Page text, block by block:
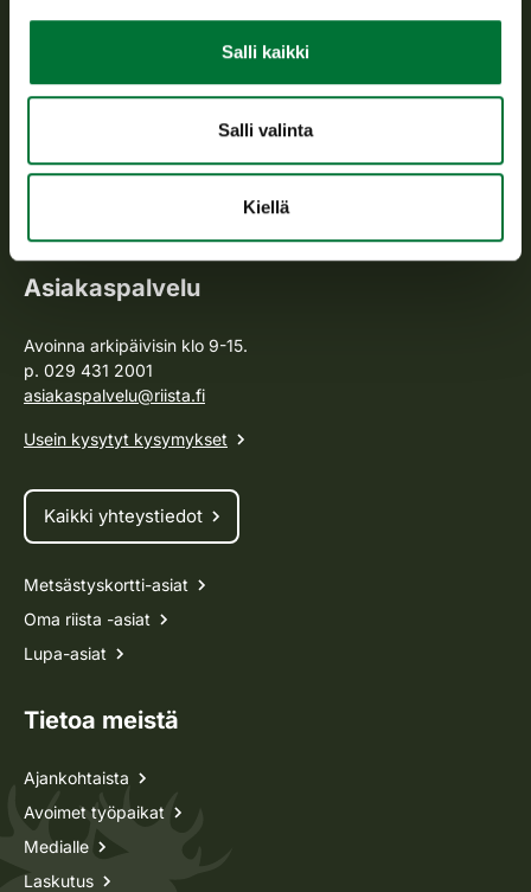
Salli kaikki
Salli valinta
Kiellä
Suomen riistakeskus edistää kestävää riistataloutta, tukee
toimeenpanosta sekä vastaa sille säädetyistä julkisista
hallintotehtävistä.
Asiakaspalvelu
Avoinna arkipäivisin klo 9-15.
p. 029 431 2001
asiakaspalvelu@riista.fi
Usein kysytyt kysymykset
Kaikki yhteystiedot
Metsästyskortti-asiat
Oma riista -asiat
Lupa-asiat
Tietoa meistä
Ajankohtaista
Avoimet työpaikat
Medialle
Laskutus